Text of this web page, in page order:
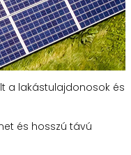
a lakástulajdonosok és
és hosszú távú